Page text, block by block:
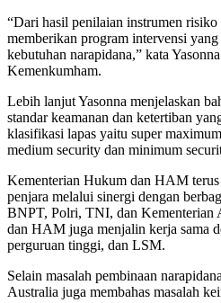
“Dari hasil penilaian instrumen
memberikan program intervensi
kebutuhan narapidana,” kata
Kemenkumham.
Lebih lanjut Yasonna menjelaskan
standar keamanan dan ketertiban
klasifikasi lapas yaitu super
medium security dan minimum
Kementerian Hukum dan HAM terus
penjara melalui sinergi dengan
BNPT, Polri, TNI, dan Kementerian
dan HAM juga menjalin kerja sama
perguruan tinggi, dan LSM.
Selain masalah pembinaan
Australia juga membahas masalah